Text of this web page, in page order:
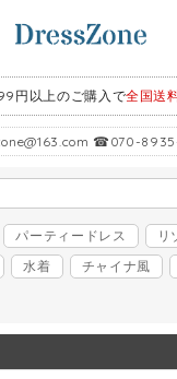
円以上のご購入で全国送
☎070-
パーティードレス リ
水着 チャイナ風